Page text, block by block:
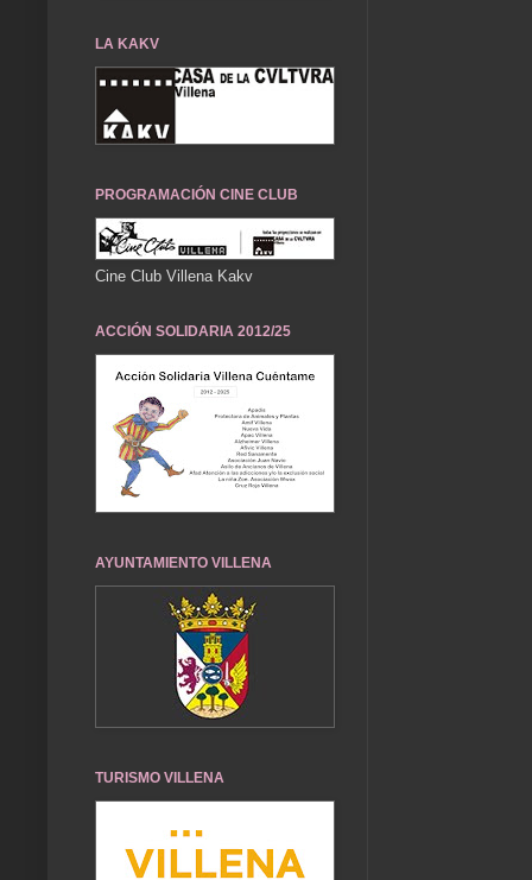
LA KAKV
PROGRAMACIÓN CINE CLUB
Cine Club Villena Kakv
ACCIÓN SOLIDARIA 2012/25
AYUNTAMIENTO VILLENA
TURISMO VILLENA